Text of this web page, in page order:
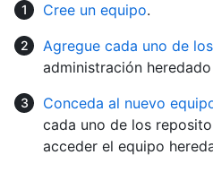
Cree un equipo.
Agregue cada uno de
administración
Conceda al nuevo
cada uno de los
acceder el equipo